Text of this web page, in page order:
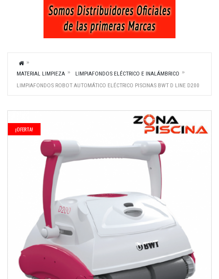
MATERIAL LIMPIEZA
LIMPIAFONDOS ELÉCTRICO E INALÁMBRICO
LIMPIAFONDOS ROBOT AUTOMÁTICO ELÉCTRICO PISCINAS BWT D LINE D200
¡OFERTA!